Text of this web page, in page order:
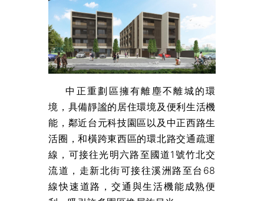
中正重劃區擁有離塵不離城的環
境，具備靜謐的居住環境及便利生活機
能，鄰近台元科技園區以及中正西路生
活圈，和橫跨東西區的環北路交通疏運
線，可接往光明六路至國道1號竹北交
流道，走新北街可接往溪洲路至台68
線快速道路，交通與生活機能成熟便